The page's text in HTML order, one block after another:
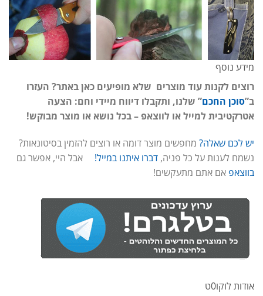
מידע נוסף
רוצים לקנות עוד מוצרים שלא מופיעים כאן באתר? העזרו
ב”סוכן החכם” שלנו, ותקבלו דיווח מיידי וחם: הצעה
אטרקטיבית למייל או לווצאפ – בכל נושא או מוצר מבוקש!
יש לכם שאלה? מחפשים מוצר דומה או רוצים להזמין בסיטונאות?
נשמח לענות על כל פניה, דברו איתנו במייל! אבל היי, אפשר גם
בווצאפאם אתם מתעקשים!
אודות לוקו0ט